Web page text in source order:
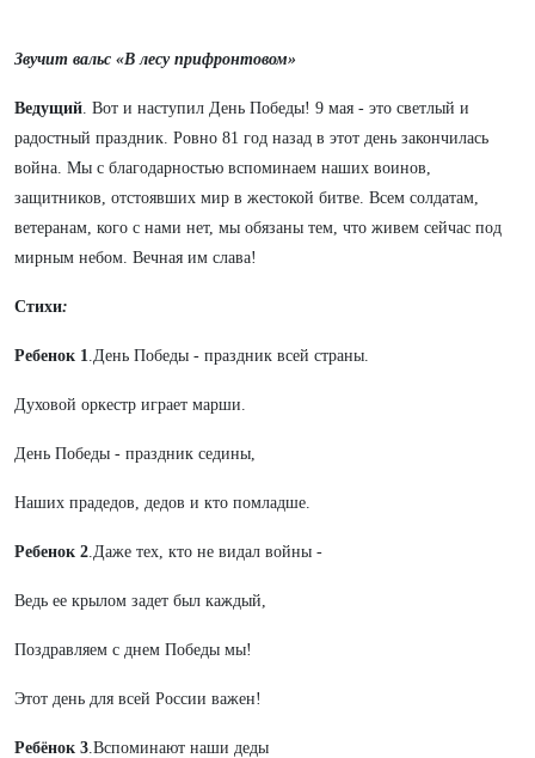
Звучит вальс «В лесу прифронтовом»
Ведущий. Вот и наступил День Победы! 9 мая - это светлый и
радостный праздник. Ровно 81 год назад в этот день закончилась
война. Мы с благодарностью вспоминаем наших воинов,
защитников, отстоявших мир в жестокой битве. Всем солдатам,
ветеранам, кого с нами нет, мы обязаны тем, что живем сейчас под
мирным небом. Вечная им слава!
Стихи:
Ребенок 1.День Победы - праздник всей страны.
Духовой оркестр играет марши.
День Победы - праздник седины,
Наших прадедов, дедов и кто помладше.
Ребенок 2.Даже тех, кто не видал войны -
Ведь ее крылом задет был каждый,
Поздравляем с днем Победы мы!
Этот день для всей России важен!
Ребёнок 3.Вспоминают наши деды